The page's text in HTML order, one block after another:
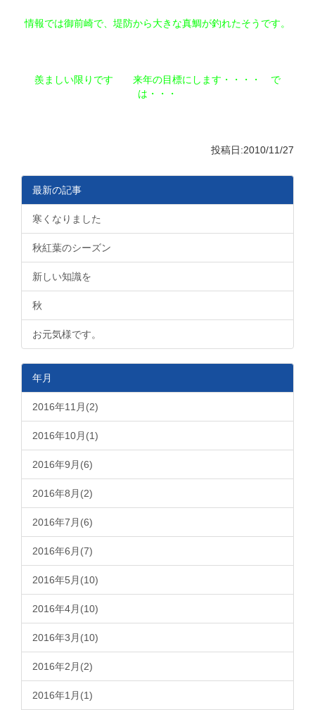
情報では御前崎で、堤防から大きな真鯛が釣れたそうです。
羨ましい限りです 来年の目標にします・・・・ で
は・・・
投稿日:2010/11/27
最新の記事
寒くなりました
秋紅葉のシーズン
新しい知識を
秋
お元気様です。
年月
2016年11月(2)
2016年10月(1)
2016年9月(6)
2016年8月(2)
2016年7月(6)
2016年6月(7)
2016年5月(10)
2016年4月(10)
2016年3月(10)
2016年2月(2)
2016年1月(1)